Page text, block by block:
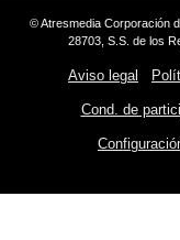
© Atresmedia Corporación
28703, S.S. de los
Aviso legal
Cond. de